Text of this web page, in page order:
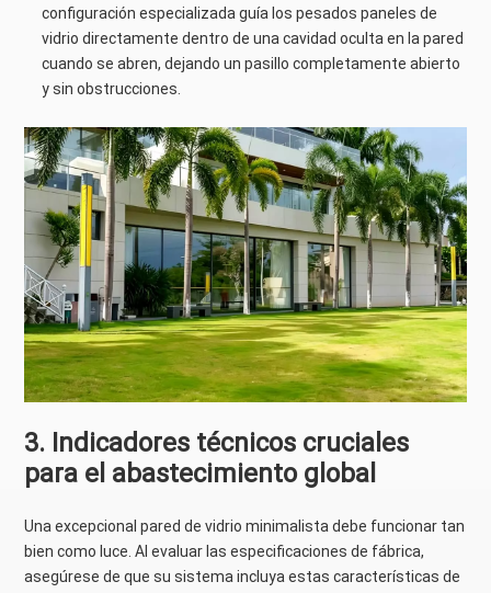
configuración especializada guía los pesados ​​paneles de
vidrio directamente dentro de una cavidad oculta en la pared
cuando se abren, dejando un pasillo completamente abierto
y sin obstrucciones.
3. Indicadores técnicos cruciales
para el abastecimiento global
Una excepcional pared de vidrio minimalista debe funcionar tan
bien como luce. Al evaluar las especificaciones de fábrica,
asegúrese de que su sistema incluya estas características de